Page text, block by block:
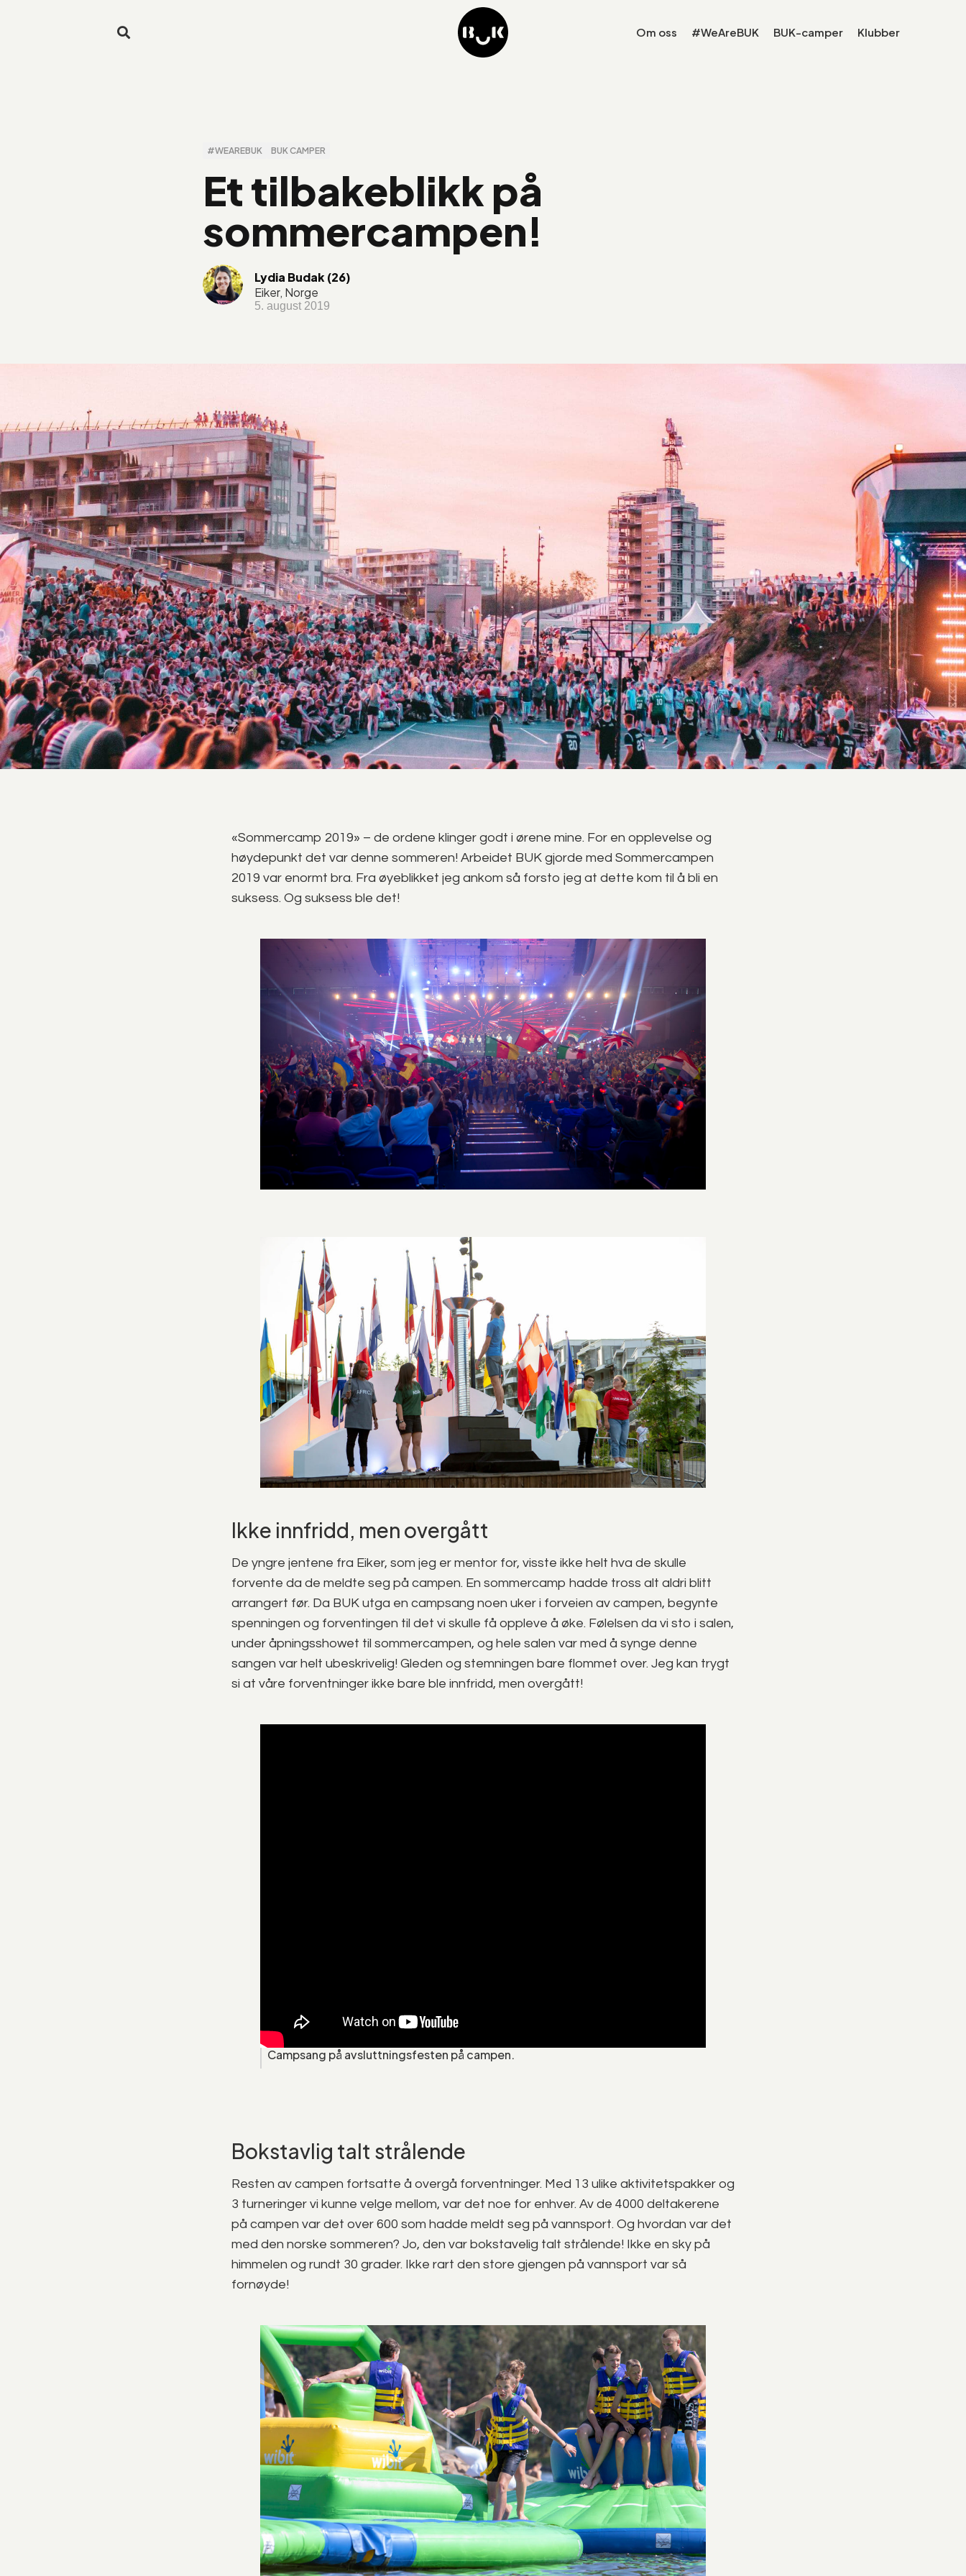
Om oss #WeAreBUK BUK-camper Klubber
#WEAREBUK BUK CAMPER
Et tilbakeblikk på
sommercampen!
Lydia Budak (26)
Eiker, Norge
5. august 2019
«Sommercamp 2019» – de ordene klinger godt i ørene mine. For en opplevelse og
høydepunkt det var denne sommeren! Arbeidet BUK gjorde med Sommercampen
2019 var enormt bra. Fra øyeblikket jeg ankom så forsto jeg at dette kom til å bli en
suksess. Og suksess ble det!
Ikke innfridd, men overgått
De yngre jentene fra Eiker, som jeg er mentor for, visste ikke helt hva de skulle
forvente da de meldte seg på campen. En sommercamp hadde tross alt aldri blitt
arrangert før. Da BUK utga en campsang noen uker i forveien av campen, begynte
spenningen og forventingen til det vi skulle få oppleve å øke. Følelsen da vi sto i salen,
under åpningsshowet til sommercampen, og hele salen var med å synge denne
sangen var helt ubeskrivelig! Gleden og stemningen bare flommet over. Jeg kan trygt
si at våre forventninger ikke bare ble innfridd, men overgått!
Campsang på avsluttningsfesten på campen.
Bokstavlig talt strålende
Resten av campen fortsatte å overgå forventninger. Med 13 ulike aktivitetspakker og
3 turneringer vi kunne velge mellom, var det noe for enhver. Av de 4000 deltakerene
på campen var det over 600 som hadde meldt seg på vannsport. Og hvordan var det
med den norske sommeren? Jo, den var bokstavelig talt strålende! Ikke en sky på
himmelen og rundt 30 grader. Ikke rart den store gjengen på vannsport var så
fornøyde!